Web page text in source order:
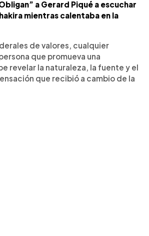
a Gerard Piqué a escuchar
mientras calentaba en la
de valores, cualquier
que promueva una
revelar la naturaleza, la fuente y el
que recibió a cambio de la